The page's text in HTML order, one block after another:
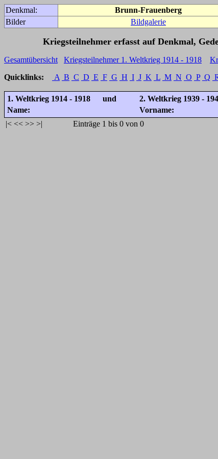
Denkmal: Brunn-Frauenberg
Bilder
Bildgalerie
Kriegsteilnehmer erfasst auf Denkmal,
Gesamtübersicht Kriegsteilnehmer 1. Weltkrieg 1914 - 1918
Quicklinks:
A B C D E F G H I J K L M N O P Q
1. Weltkrieg 1914 - 1918 und
2. Weltkrieg 1939 -
Name:
Vorname:
|< << >> >| Einträge 1 bis 0 von 0